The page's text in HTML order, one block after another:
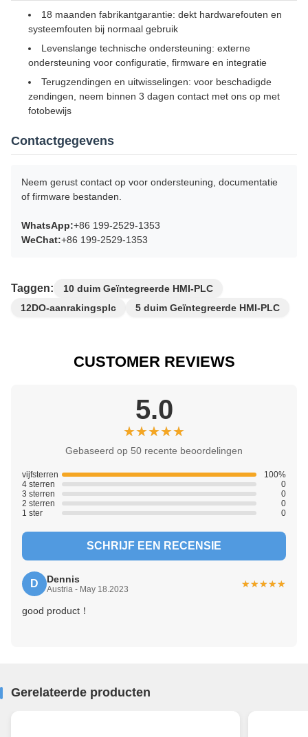
18 maanden fabrikantgarantie: dekt hardwarefouten en
systeemfouten bij normaal gebruik
Levenslange technische ondersteuning: externe
ondersteuning voor configuratie, firmware en integratie
Terugzendingen en uitwisselingen: voor beschadigde
zendingen, neem binnen 3 dagen contact met ons op met
fotobewijs
Contactgegevens
Neem gerust contact op voor ondersteuning, documentatie
of firmware bestanden.
WhatsApp:+86 199-2529-1353
WeChat:+86 199-2529-1353
Taggen:
10 duim Geïntegreerde HMI-PLC
12DO-aanrakingsplc
5 duim Geïntegreerde HMI-PLC
CUSTOMER REVIEWS
5.0
★★★★★
★★★★★
Gebaseerd op 50 recente beoordelingen
vijfsterren
100%
4 sterren
0
3 sterren
0
2 sterren
0
1 ster
0
SCHRIJF EEN RECENSIE
D Dennis
Austria - May 18.2023 ★★★★★
★★★★★
good product！
Gerelateerde producten